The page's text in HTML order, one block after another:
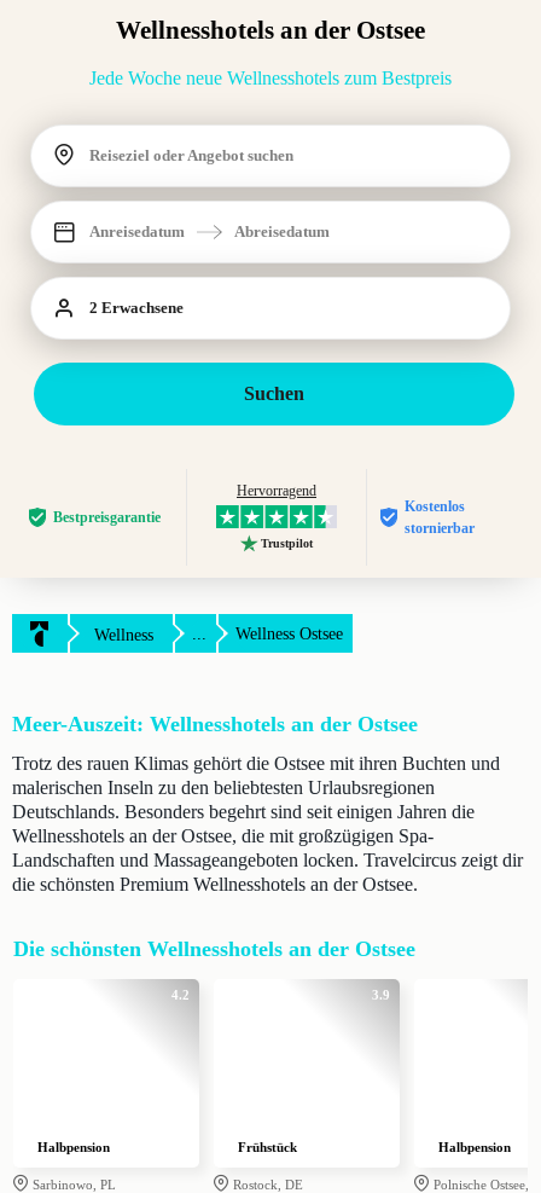
Wellnesshotels an der Ostsee
Jede Woche neue Wellnesshotels zum Bestpreis
Reiseziel oder Angebot suchen
Anreisedatum Abreisedatum
2 Erwachsene
Suchen
Bestpreis­garantie
Hervorragend
Trustpilot
Kostenlos
stornierbar
Wellness ... Wellness Ostsee
Meer-Auszeit: Wellnesshotels an der Ostsee
Trotz des rauen Klimas gehört die Ostsee mit ihren Buchten und
malerischen Inseln zu den beliebtesten Urlaubsregionen
Deutschlands. Besonders begehrt sind seit einigen Jahren die
Wellnesshotels an der Ostsee, die mit großzügigen Spa-
Landschaften und Massageangeboten locken. Travelcircus zeigt dir
die schönsten Premium Wellnesshotels an der Ostsee.
Die schönsten Wellnesshotels an der Ostsee
4.2
Halbpension
Sarbinowo, PL
3.9
Frühstück
Rostock, DE
Halbpension
Polnische Ostsee,